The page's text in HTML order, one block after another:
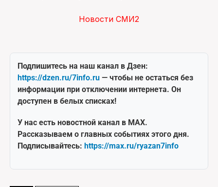
Новости СМИ2
Подпишитесь на наш канал в Дзен:
https://dzen.ru/7info.ru — чтобы не остаться без
информации при отключении интернета. Он
доступен в белых списках!
У нас есть новостной канал в MAX.
Рассказываем о главных событиях этого дня.
Подписывайтесь: https://max.ru/ryazan7info